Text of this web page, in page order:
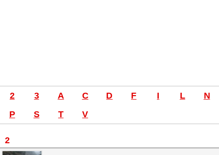
2 3 A C D F I L
N
P
S T V
2